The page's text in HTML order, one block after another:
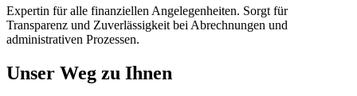
Expertin für alle finanziellen Angelegenheiten. Sorgt für
Transparenz und Zuverlässigkeit bei Abrechnungen und
administrativen Prozessen.
Unser Weg zu Ihnen